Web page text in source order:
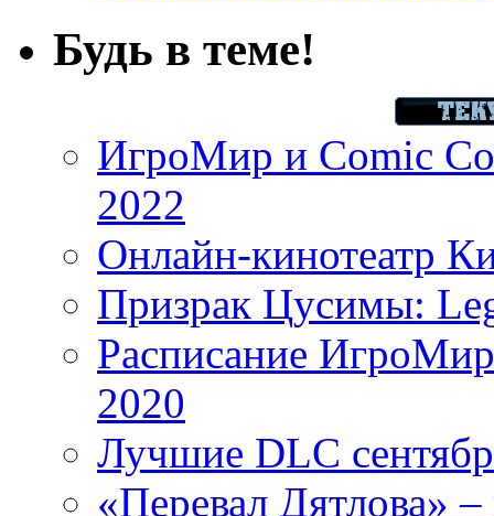
Будь в теме!
ИгроМир и Comic
2022
Онлайн-кинотеатр
Призрак Цусимы:
Расписание
2020
Лучшие DLC
«Перевал Дятлова»